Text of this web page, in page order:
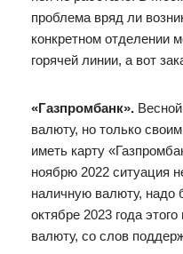
проблема вряд ли
конкретном отделении
горячей линии, а вот
«Газпромбанк».
валюту, но только
иметь карту
ноябрю 2022 ситуация
наличную валюту, надо
октябре 2023 года
валюту, со слов